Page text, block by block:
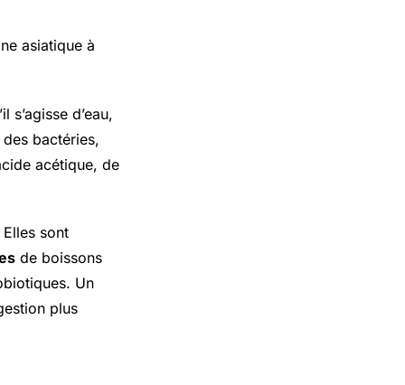
asiatique à
d’eau,
bactéries,
acétique, de
sont
de boissons
Un
plus